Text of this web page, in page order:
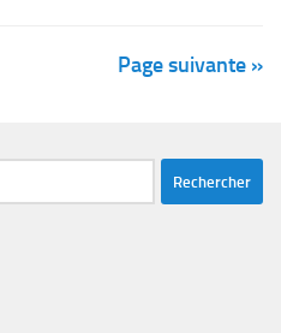
Page suivante »